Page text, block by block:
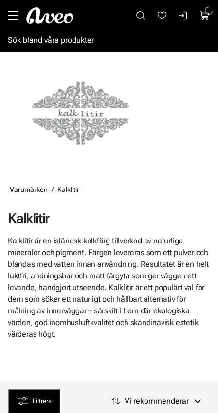
Varumärken Kalklitir
Kalklitir
Kalklitir är en isländsk kalkfärg tillverkad av naturliga
mineraler och pigment. Färgen levereras som ett pulver och
blandas med vatten innan användning. Resultatet är en helt
luktfri, andningsbar och matt färgyta som ger väggen ett
levande, handgjort utseende. Kalklitir är ett populärt val för
dem som söker ett naturligt och hållbart alternativ för
målning av innerväggar – särskilt i hem där ekologiska
värden, god inomhusluftkvalitet och skandinavisk estetik
värderas högt.
Filtrera Vi rekommenderar